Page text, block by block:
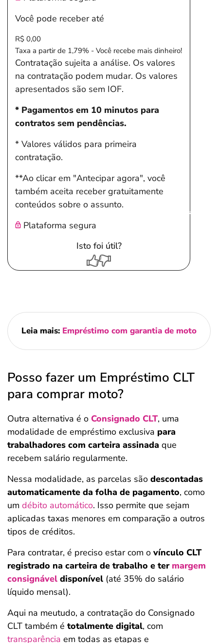
Salvar Ferramenta
Você pode receber até
R$ 0,00
Taxa a partir de 1,79% - Você recebe mais dinheiro!
Contratação sujeita a análise. Os valores
na contratação podem mudar. Os valores
apresentados são sem IOF.
* Pagamentos em 10 minutos para
contratos sem pendências.
* Valores válidos para primeira
contratação.
**Ao clicar em "Antecipar agora", você
também aceita receber gratuitamente
conteúdos sobre o assunto.
Plataforma segura
Isto foi útil?
Leia mais: Empréstimo com garantia de moto
Posso fazer um Empréstimo CLT
para comprar moto?
Outra alternativa é o Consignado CLT, uma
modalidade de empréstimo exclusiva para
trabalhadores com carteira assinada que
recebem salário regularmente.
Nessa modalidade, as parcelas são descontadas
automaticamente da folha de pagamento, como
um débito automático. Isso permite que sejam
aplicadas taxas menores em comparação a outros
tipos de créditos.
Para contratar, é preciso estar com o vínculo CLT
registrado na carteira de trabalho e ter margem
consignável disponível (até 35% do salário
líquido mensal).
Aqui na meutudo, a contratação do Consignado
CLT também é totalmente digital, com
transparência em todas as etapas e